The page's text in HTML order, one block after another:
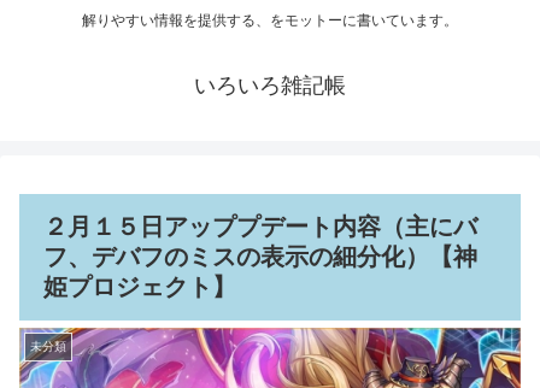
解りやすい情報を提供する、をモットーに書いています。
いろいろ雑記帳
２月１５日アッププデート内容（主にバ
フ、デバフのミスの表示の細分化）【神
姫プロジェクト】
未分類